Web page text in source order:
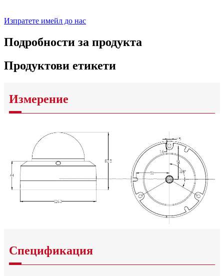
Изпратете имейл до нас
Подробности за продукта
Продуктови етикети
Измерение
Спецификация